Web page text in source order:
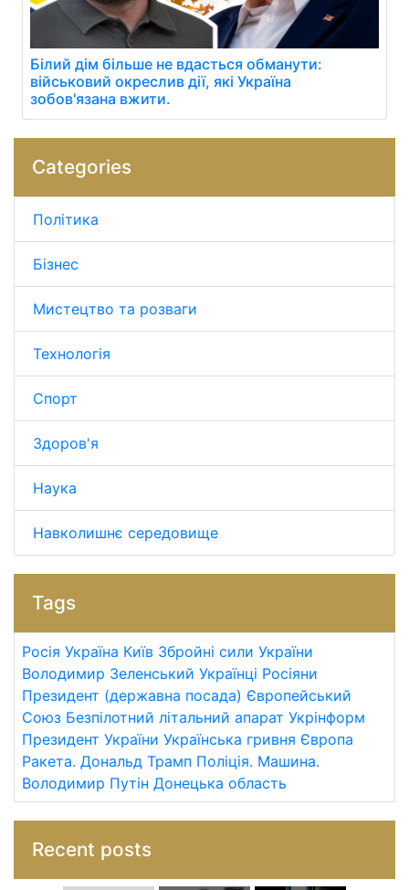
Білий дім більше не вдасться обманути:
військовий окреслив дії, які Україна
зобов'язана вжити.
Categories
Політика
Бізнес
Мистецтво та розваги
Технологія
Спорт
Здоров'я
Наука
Навколишнє середовище
Tags
Росія Україна Київ Збройні сили України
Володимир Зеленський Українці Росіяни
Президент (державна посада) Європейський
Союз Безпілотний літальний апарат Укрінформ
Президент України Українська гривня Європа
Ракета. Дональд Трамп Поліція. Машина.
Володимир Путін Донецька область
Recent posts